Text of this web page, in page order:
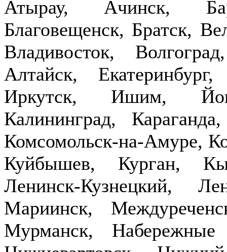
Атырау, Ачинск,
Благовещенск, Братск,
Владивосток,
Алтайск,
Иркутск, Ишим,
Калининград,
Комсомольск-на-Амуре,
Куйбышев, Курган,
Ленинск-Кузнецкий,
Мариинск,
Мурманск,